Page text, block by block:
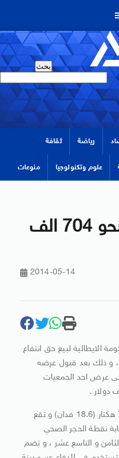
رياضة ثقافة
علوم وتكنولوجيا منوعات
بيع جزيرة إيطالية بنحو 704 الف
2014-05-14
الايطالية لبيع حق انتفاع
، و ذلك بعد قبول عرضه
متفوقا على عرض احد الجمعيات
وتبلغ مساحة الجزيرة الاجمالية نحو 7.5 هكتار (18.6 فدان) و تقع
نقطة الحجر الصحي
و التاسع عشر ، و تضم